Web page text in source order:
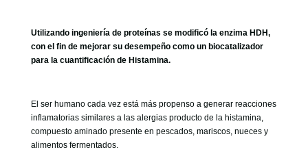
GOBIERNO CORPORATIVO
Utilizando ingeniería de proteínas se modificó la enzima HDH,
con el fin de mejorar su desempeño como un biocatalizador
para la cuantificación de Histamina.
El ser humano cada vez está más propenso a generar reacciones
inflamatorias similares a las alergias producto de la histamina,
compuesto aminado presente en pescados, mariscos, nueces y
alimentos fermentados.